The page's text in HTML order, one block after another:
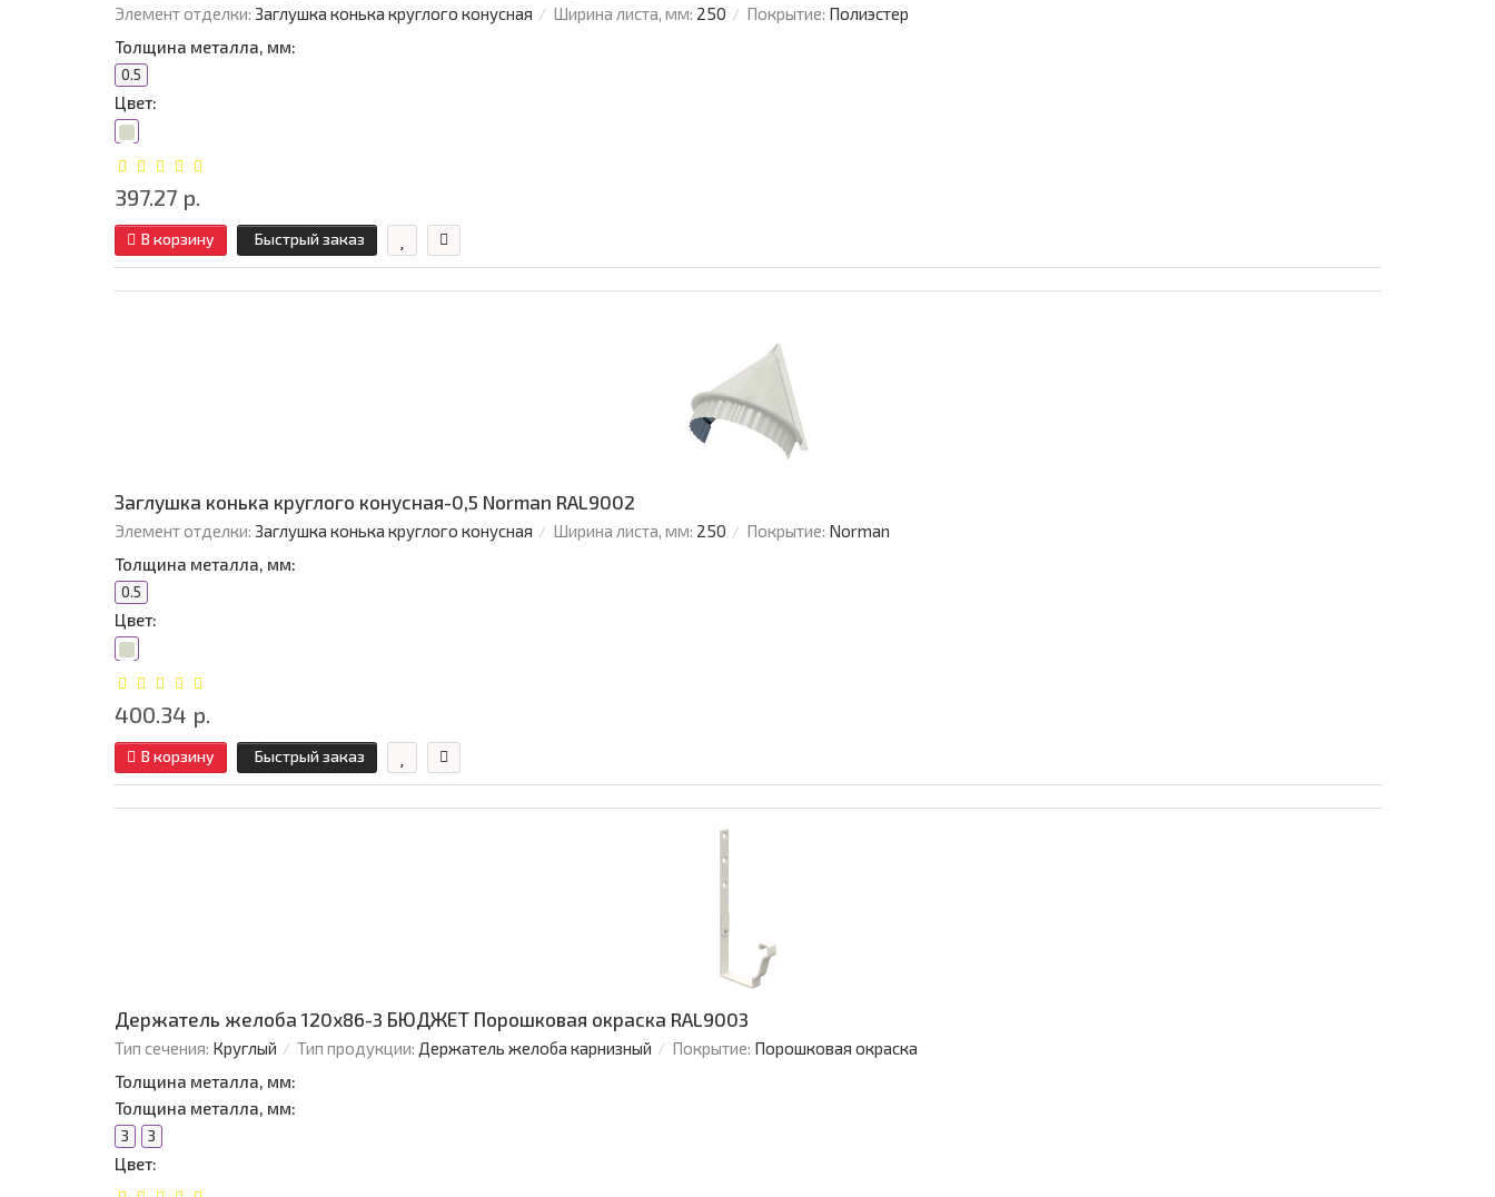
Элемент отделки: Заглушка конька круглого конусная Ширина листа, мм: 250 Покрытие: Полиэстер
Толщина металла, мм:
0.5
Цвет:
397.27 р.
В корзину Быстрый заказ
Заглушка конька круглого конусная-0,5 Norman RAL9002
Элемент отделки: Заглушка конька круглого конусная Ширина листа, мм: 250 Покрытие: Norman
Толщина металла, мм:
0.5
Цвет:
400.34 р.
В корзину Быстрый заказ
Держатель желоба 120х86-3 БЮДЖЕТ Порошковая окраска RAL9003
Тип сечения: Круглый Тип продукции: Держатель желоба карнизный Покрытие: Порошковая окраска
Толщина металла, мм:
Толщина металла, мм:
3 3
Цвет: